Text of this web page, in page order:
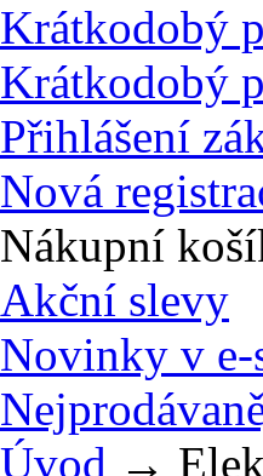
Krátkodobý
Krátkodobý
Přihlášení
Nová
Nákupní
Akční slevy
Novinky v e-
Úvod →